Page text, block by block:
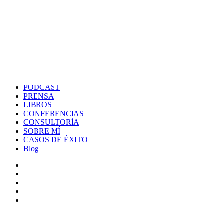
PODCAST
PRENSA
LIBROS
CONFERENCIAS
CONSULTORÍA
SOBRE MÍ
CASOS DE ÉXITO
Blog